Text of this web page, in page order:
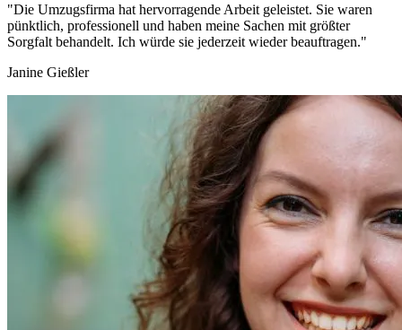
"Die Umzugsfirma hat hervorragende Arbeit geleistet. Sie waren
pünktlich, professionell und haben meine Sachen mit größter
Sorgfalt behandelt. Ich würde sie jederzeit wieder beauftragen."
Janine Gießler